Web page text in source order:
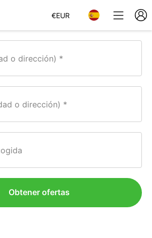
€EUR
o dirección)
o dirección)
Obtener ofertas